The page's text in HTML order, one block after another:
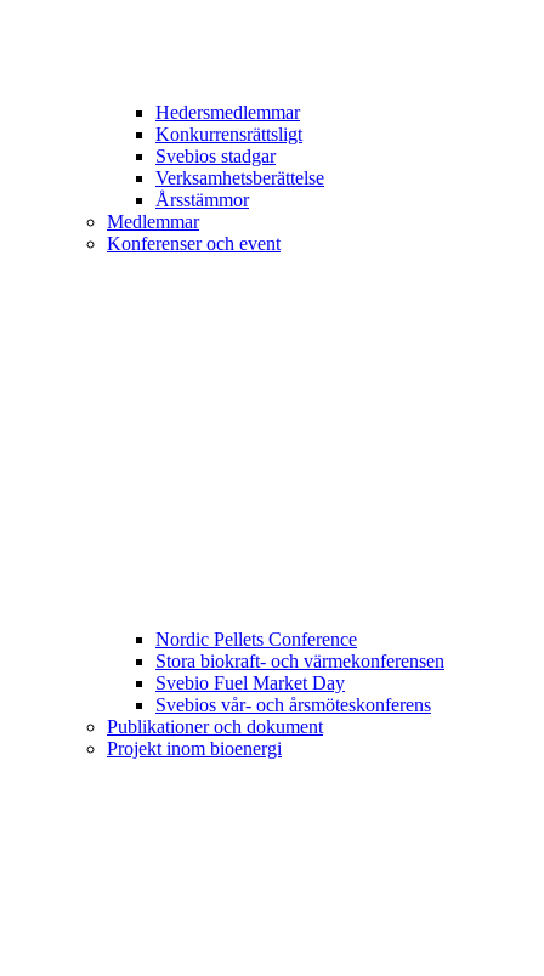
Hedersmedlemmar
Konkurrensrättsligt
Svebios stadgar
Verksamhetsberättelse
Årsstämmor
Medlemmar
Konferenser och event
Nordic Pellets Conference
Stora biokraft- och värmekonferensen
Svebio Fuel Market Day
Svebios vår- och årsmöteskonferens
Publikationer och dokument
Projekt inom bioenergi